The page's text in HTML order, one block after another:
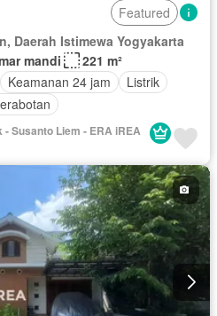
Featured
Daerah Istimewa Yogyakarta
mandi
221 m²
Keamanan 24 jam
Listrik
Susanto Liem - ERA iREA